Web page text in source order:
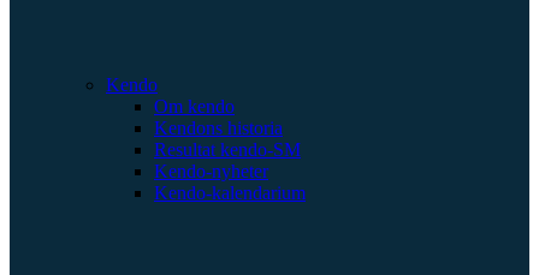
Kendo
Om kendo
Kendons historia
Resultat kendo-SM
Kendo-nyheter
Kendo-kalendarium